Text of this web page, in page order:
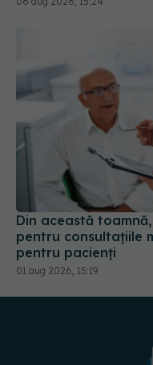
Din această toamnă,
pentru consultațiile
pentru pacienți
01 aug 2026, 15:19